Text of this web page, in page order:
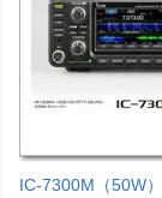
IC-7300M（50W